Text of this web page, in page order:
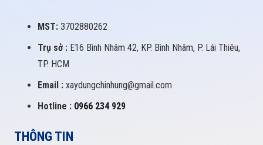
MST: 3702880262
Trụ sở : E16 Bình Nhâm 42, KP. Bình Nhâm, P. Lái Thiêu,
TP. HCM
Email : xaydungchinhung@gmail.com
Hotline : 0966 234 929
THÔNG TIN